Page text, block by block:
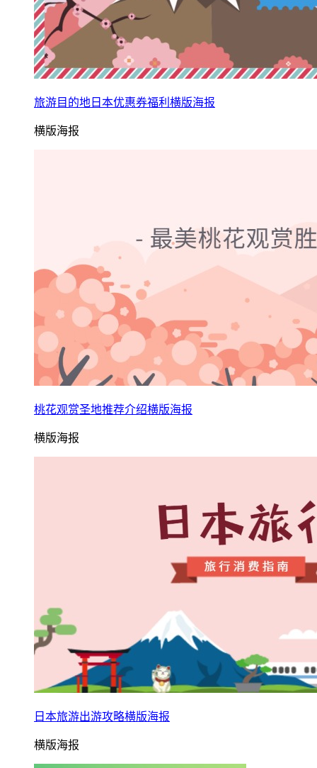
旅游目的地日本优惠券福利横版海报
横版海报
桃花观赏圣地推荐介绍横版海报
横版海报
日本旅游出游攻略横版海报
横版海报